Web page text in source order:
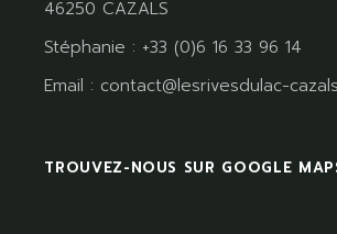
46250 CAZALS
Stéphanie : +33 (0)6 16 33 96 14
Email : contact@lesrivesdulac-
TROUVEZ-NOUS SUR GOOGLE